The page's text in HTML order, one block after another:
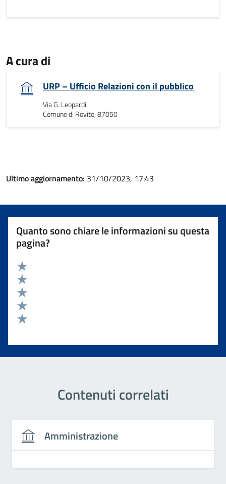
A cura di
URP – Ufficio Relazioni con il pubblico
Via G. Leopardi
Comune di Rovito, 87050
Ultimo aggiornamento: 31/10/2023, 17:43
Quanto sono chiare le informazioni su questa
pagina?
Valuta 5 stelle su 5
Valuta 4 stelle su 5
Valuta 3 stelle su 5
Valuta 2 stelle su 5
Contenuti correlati
Amministrazione